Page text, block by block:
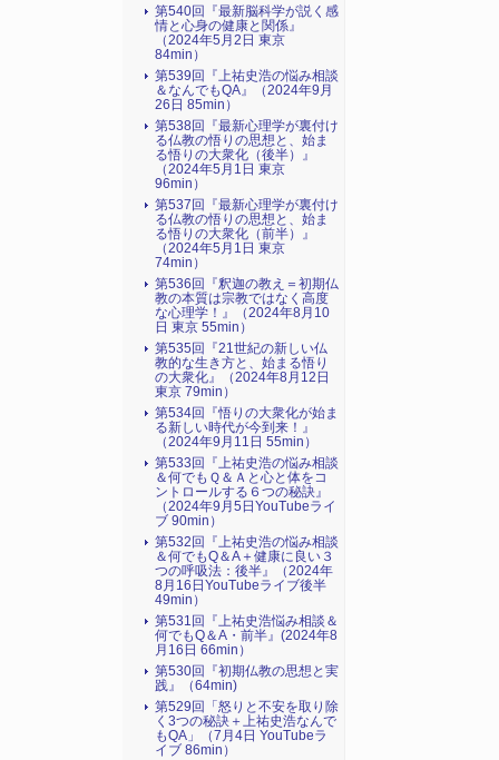
第540回『最新脳科学が説く感
情と心身の健康と関係』
（2024年5月2日 東京
84min）
第539回『上祐史浩の悩み相談
＆なんでもQA』（2024年9月
26日 85min）
第538回『最新心理学が裏付け
る仏教の悟りの思想と、始ま
る悟りの大衆化（後半）』
（2024年5月1日 東京
96min）
第537回『最新心理学が裏付け
る仏教の悟りの思想と、始ま
る悟りの大衆化（前半）』
（2024年5月1日 東京
74min）
第536回『釈迦の教え＝初期仏
教の本質は宗教ではなく高度
な心理学！』（2024年8月10
日 東京 55min）
第535回『21世紀の新しい仏
教的な生き方と、始まる悟り
の大衆化』（2024年8月12日
東京 79min）
第534回『悟りの大衆化が始ま
る新しい時代が今到来！』
（2024年9月11日 55min）
第533回『上祐史浩の悩み相談
＆何でもＱ＆Ａと心と体をコ
ントロールする６つの秘訣』
（2024年9月5日YouTubeライ
ブ 90min）
第532回『上祐史浩の悩み相談
＆何でもQ＆A＋健康に良い３
つの呼吸法：後半』（2024年
8月16日YouTubeライブ後半
49min）
第531回『上祐史浩悩み相談＆
何でもQ＆A・前半』(2024年8
月16日 66min）
第530回『初期仏教の思想と実
践』（64min)
第529回「怒りと不安を取り除
く3つの秘訣＋上祐史浩なんで
もQA」（7月4日 YouTubeラ
イブ 86min）